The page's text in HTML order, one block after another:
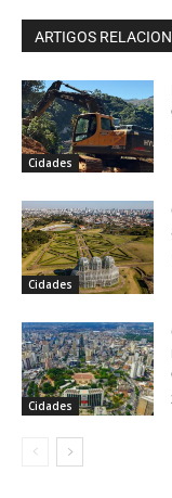
ARTIGOS
Cidades
Cidades
Cidades